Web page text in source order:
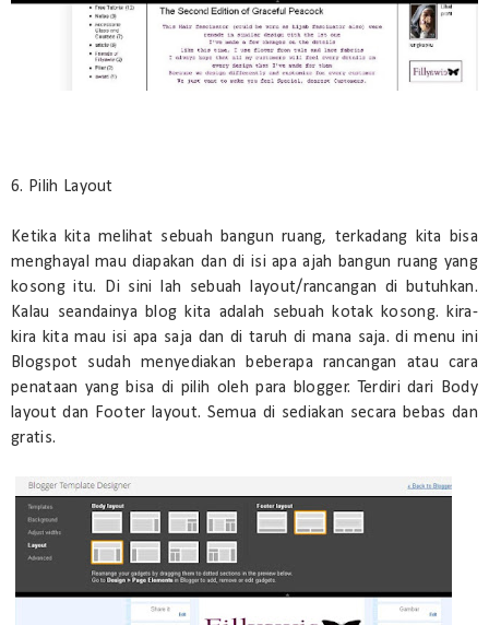
6. Pilih Layout
Ketika kita melihat sebuah bangun ruang, terkadang kita bisa
menghayal mau diapakan dan di isi apa ajah bangun ruang yang
kosong itu. Di sini lah sebuah layout/rancangan di butuhkan.
Kalau seandainya blog kita adalah sebuah kotak kosong. kira-
kira kita mau isi apa saja dan di taruh di mana saja. di menu ini
Blogspot sudah menyediakan beberapa rancangan atau cara
penataan yang bisa di pilih oleh para blogger. Terdiri dari Body
layout dan Footer layout. Semua di sediakan secara bebas dan
gratis.